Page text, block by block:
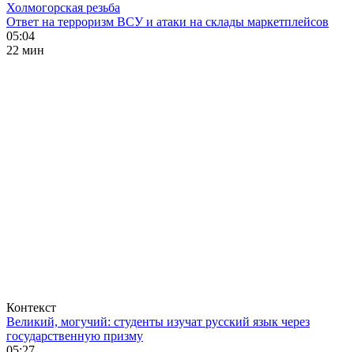
Холмогорская резьба
Ответ на терроризм ВСУ и атаки на склады маркетплейсов
05:04
22 мин
Контекст
Великий, могучий: студенты изучат русский язык через
государственную призму